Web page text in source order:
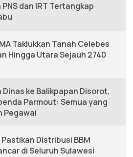
dan IRT Tertangkap
Taklukkan Tanah Celebes
Hingga Utara Sejauh 2740
Dinas ke Balikpapan Disorot,
Parmout: Semua yang
Pegawai
Distribusi BBM
di Seluruh Sulawesi